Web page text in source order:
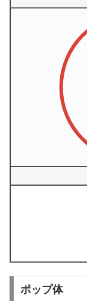
ポップ体